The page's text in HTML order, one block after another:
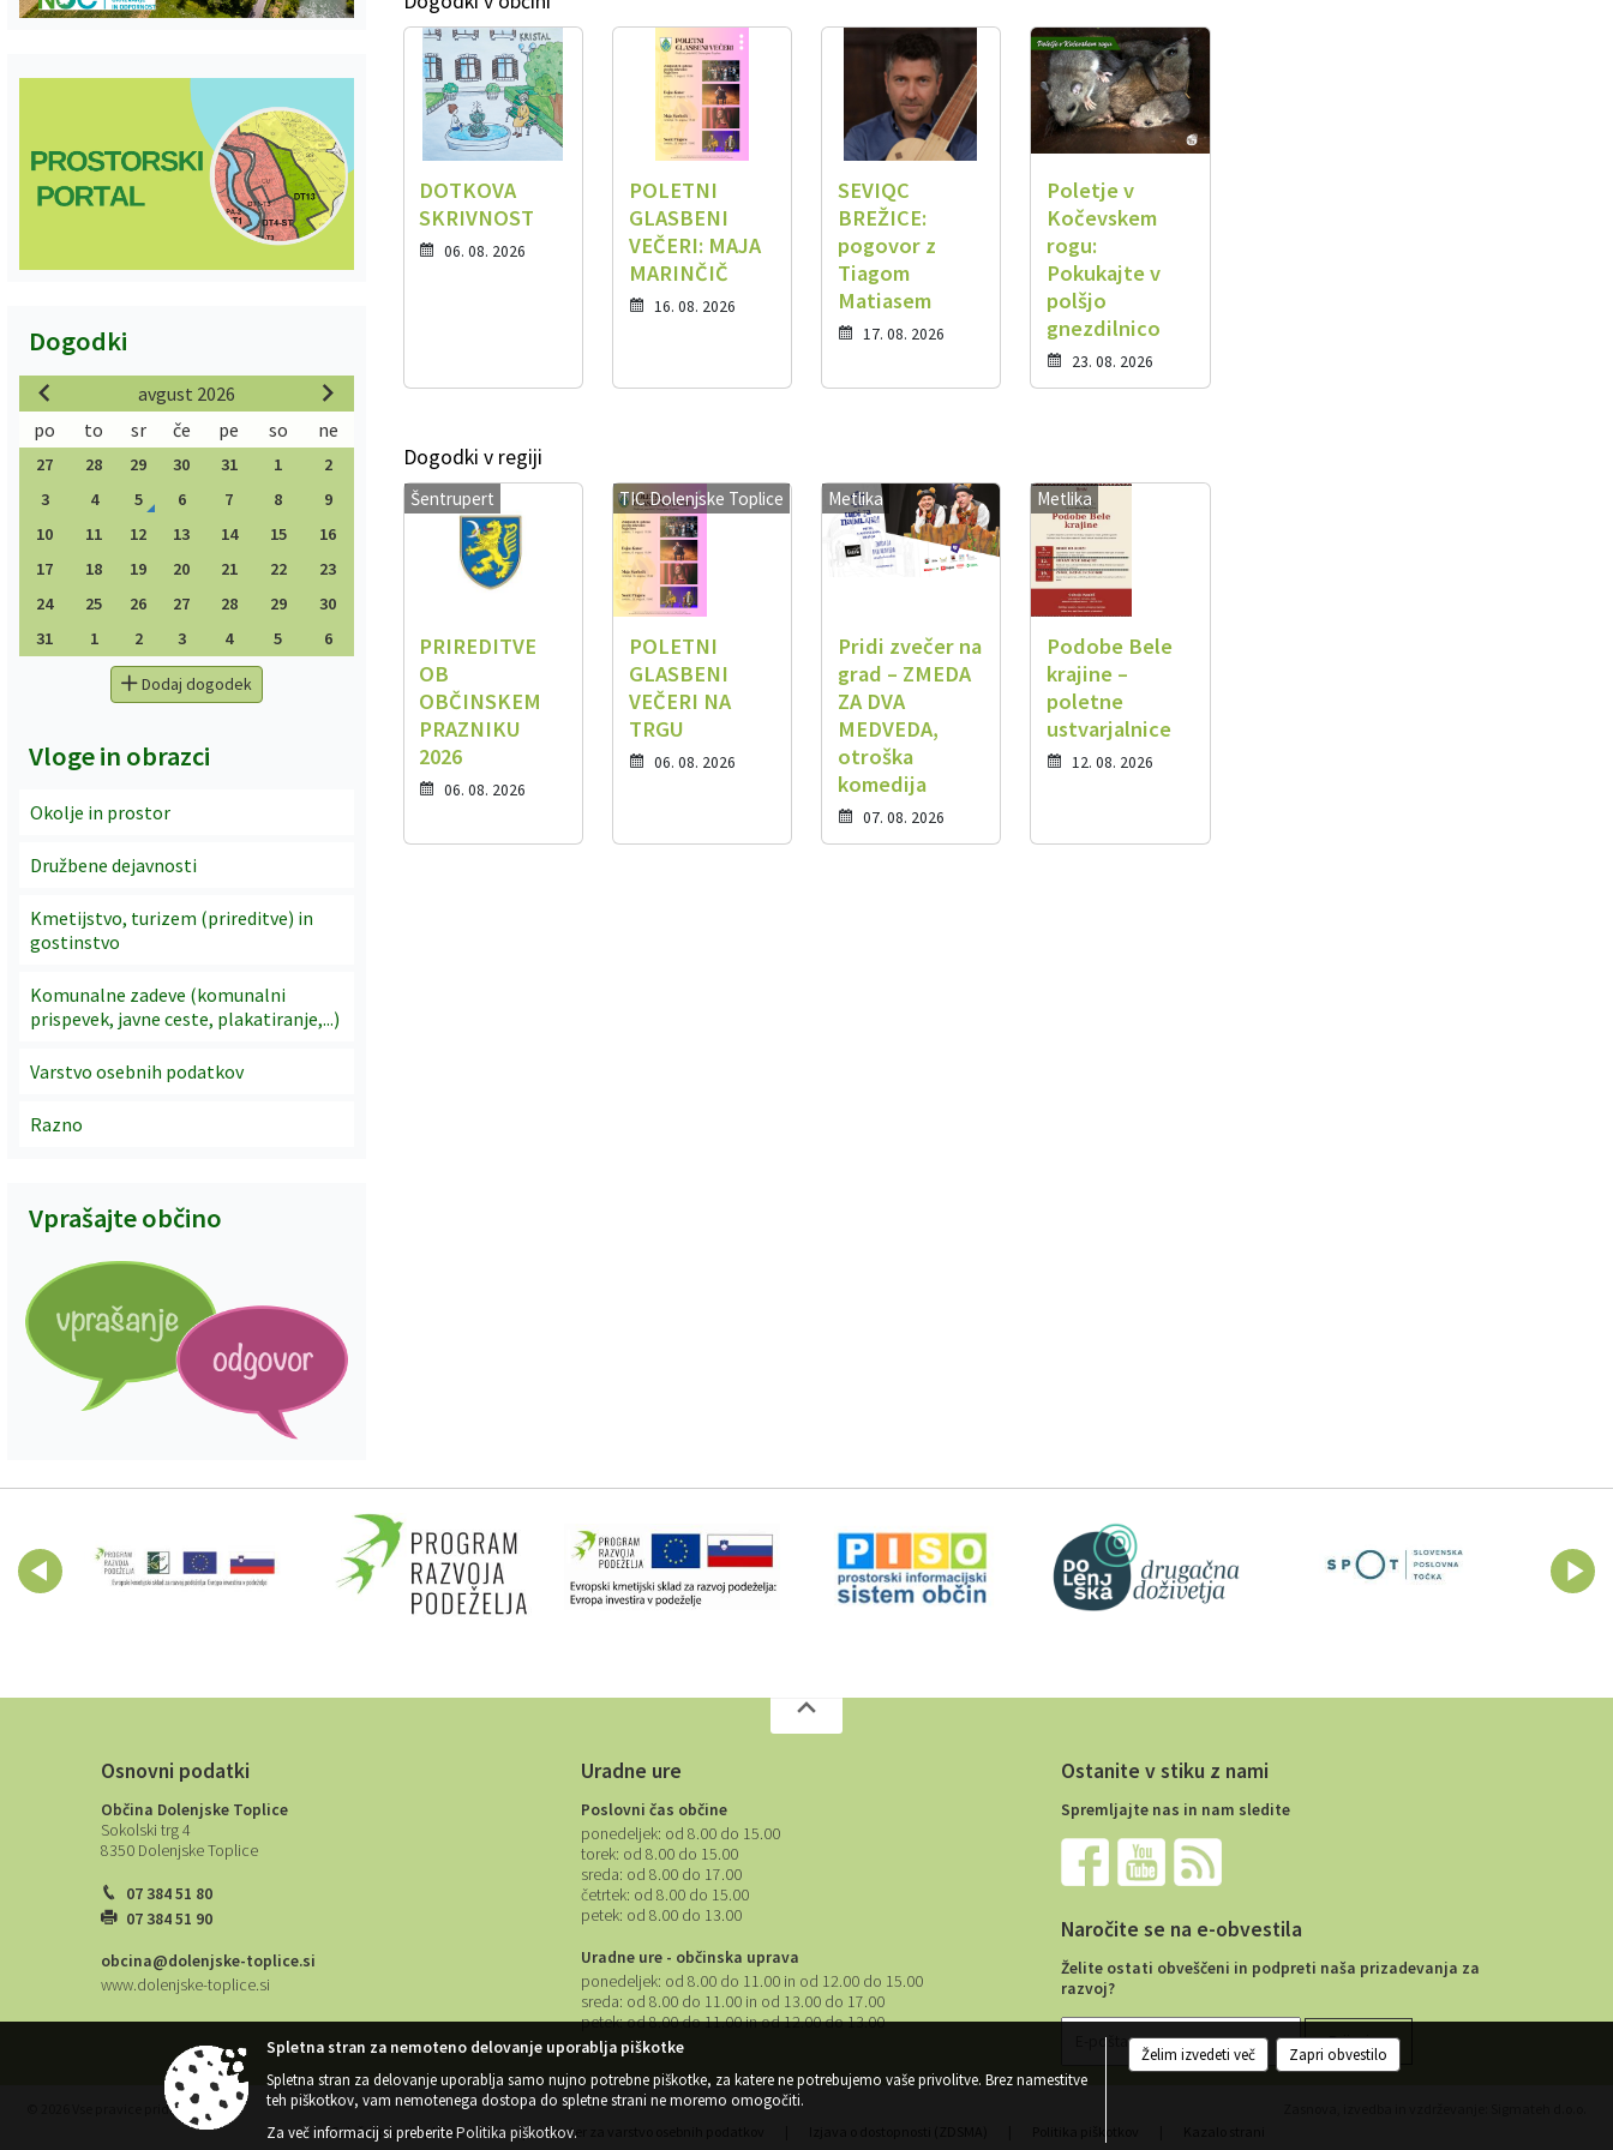
DOTKOVA
SKRIVNOST
06. 08. 2026
POLETNI
GLASBENI
VEČERI: MAJA
MARINČIČ
16. 08. 2026
SEVIQC
BREŽICE:
pogovor z
Tiagom
Matiasem
17. 08. 2026
Poletje v
Kočevskem
rogu:
Pokukajte v
polšjo
gnezdilnico
23. 08. 2026
Dogodki v regiji
Šentrupert
PRIREDITVE
OB
OBČINSKEM
PRAZNIKU
2026
06. 08. 2026
TIC Dolenjske Toplice
POLETNI
GLASBENI
VEČERI NA
TRGU
06. 08. 2026
Metlika
Pridi zvečer na
grad – ZMEDA
ZA DVA
MEDVEDA,
otroška
komedija
07. 08. 2026
Metlika
Podobe Bele
krajine –
poletne
ustvarjalnice
12. 08. 2026
Dogodki
avgust 2026
po
to sr če pe so ne
27 28 29 30 31 1
2
3
4 5 6 7 8
9
10
11 12 13 14 15
16
17
18 19 20 21 22
23
24
25 26 27 28 29
30
31
1 2 3 4 5 6
Dodaj dogodek
Vloge in obrazci
Okolje in prostor
Družbene dejavnosti
Kmetijstvo, turizem (prireditve) in
gostinstvo
Komunalne zadeve (komunalni
prispevek, javne ceste, plakatiranje,...)
Varstvo osebnih podatkov
Razno
Vprašajte občino
Osnovni podatki
Občina Dolenjske Toplice
Sokolski trg 4
8350 Dolenjske Toplice
07 384 51 80
07 384 51 90
obcina@dolenjske-toplice.si
www.dolenjske-toplice.si
Uradne ure
Poslovni čas občine
ponedeljek: od 8.00 do 15.00
torek: od 8.00 do 15.00
sreda: od 8.00 do 17.00
četrtek: od 8.00 do 15.00
petek: od 8.00 do 13.00
Uradne ure - občinska uprava
ponedeljek: od 8.00 do 11.00 in od 12.00 do 15.00
sreda: od 8.00 do 11.00 in od 13.00 do 17.00
petek:od 8.00 do 11.00 in od 12.00 do 13.00
Ostanite v stiku z nami
Spremljajte nas in nam sledite
Naročite se na e-obvestila
Želite ostati obveščeni in podpreti naša prizadevanja za
razvoj?
© 2026 Vse pravice pridržane
Splošni pogoji spletne strani
| Center za varstvo osebnih podatkov
Spletna stran za nemoteno delovanje uporablja piškotke
Spletna stran za delovanje uporablja samo nujno potrebne piškotke, za katere ne potrebujemo vaše privolitve. Brez namestitve
teh piškotkov, vam nemotenega dostopa do spletne strani ne moremo omogočiti.
Za več informacij si preberitePolitika piškotkov.
Želim izvedeti več Zapri obvestilo